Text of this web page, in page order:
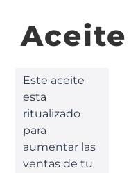
Este aceite
esta
ritualizado
para
aumentar las
ventas de tu